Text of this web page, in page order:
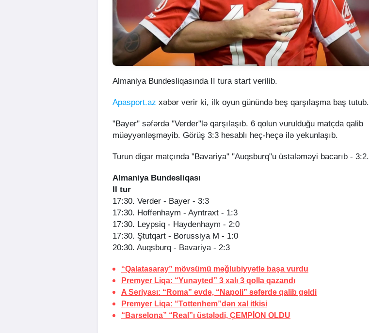
Almaniya Bundesliqasında II tura start verilib.
Apasport.az xəbər verir ki, ilk oyun günündə beş qarşılaşma baş tutub.
"Bayer" səfərdə "Verder"lə qarşılaşıb. 6 qolun vurulduğu matçda qalib
müəyyənləşməyib. Görüş 3:3 hesablı heç-heçə ilə yekunlaşıb.
Turun digər matçında "Bavariya" "Auqsburq"u üstələməyi bacarıb - 3:2.
Almaniya Bundesliqası
II tur
17:30. Verder - Bayer - 3:3
17:30. Hoffenhaym - Ayntraxt - 1:3
17:30. Leypsiq - Haydenhaym - 2:0
17:30. Ştutqart - Borussiya M - 1:0
20:30. Auqsburq - Bavariya - 2:3
“Qalatasaray” mövsümü məğlubiyyətlə başa vurdu
Premyer Liqa: “Yunayted” 3 xalı 3 qolla qazandı
A Seriyası: “Roma” evdə, “Napoli” səfərdə qalib gəldi
Premyer Liqa: “Tottenhem”dən xal itkisi
“Barselona” “Real”ı üstələdi, ÇEMPİON OLDU